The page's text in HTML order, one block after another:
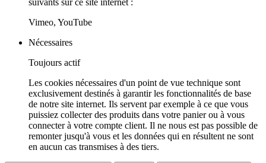
suivants sur ce site internet :
Vimeo, YouTube
Nécessaires
Toujours actif
Les cookies nécessaires d'un point de vue technique sont
exclusivement destinés à garantir les fonctionnalités de base
de notre site internet. Ils servent par exemple à ce que vous
puissiez collecter des produits dans votre panier ou à vous
connecter à votre compte client. Il ne nous est pas possible de
remonter jusqu'à vous et les données qui en résultent ne sont
en aucun cas transmises à des tiers.